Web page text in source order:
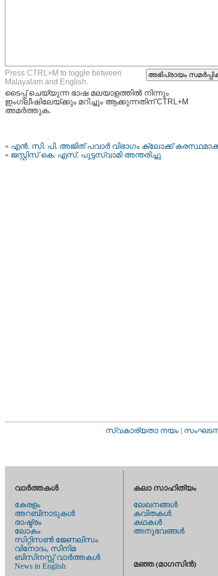
Press CTRL+M to toggle between
Malayalam and English.
ടൈപ്പ്‌ ചെയ്യുന്ന ഭാഷ മലയാളത്തില്‍ നിന്നും
ഇംഗ്ലീഷിലേയ്ക്കും മറിച്ചും ആക്കുന്നതിന് CTRL+M
അമര്‍ത്തുക.
« എന്‍. സി. പി. അജിത് പവാര്‍ വിഭാഗം ക്ലോക്ക്
« ജസ്റ്റിസ് കെ. എസ്. പുട്ടസ്വാമി അന്തരിച്ചു
സ്വകാര്യതാ നയം |
വാര്‍ത്തകള്‍
കേരളം
അറബിനാടുകള്‍
രാഷ്ട്രം
ലോകം
സിറ്റിസണ്‍ ജേണലിസം
വിനോദം, സിനിമ
ബിസിനസ്സ് വാര്‍ത്തകള്‍
News in English
കലാ സാഹിത്യം
ലേഖനങ്ങള്‍
കവിതകള്‍
കഥകള്‍
അനുഭവങ്ങള്‍
മഞ്ഞ (മാഗസിന്‍)